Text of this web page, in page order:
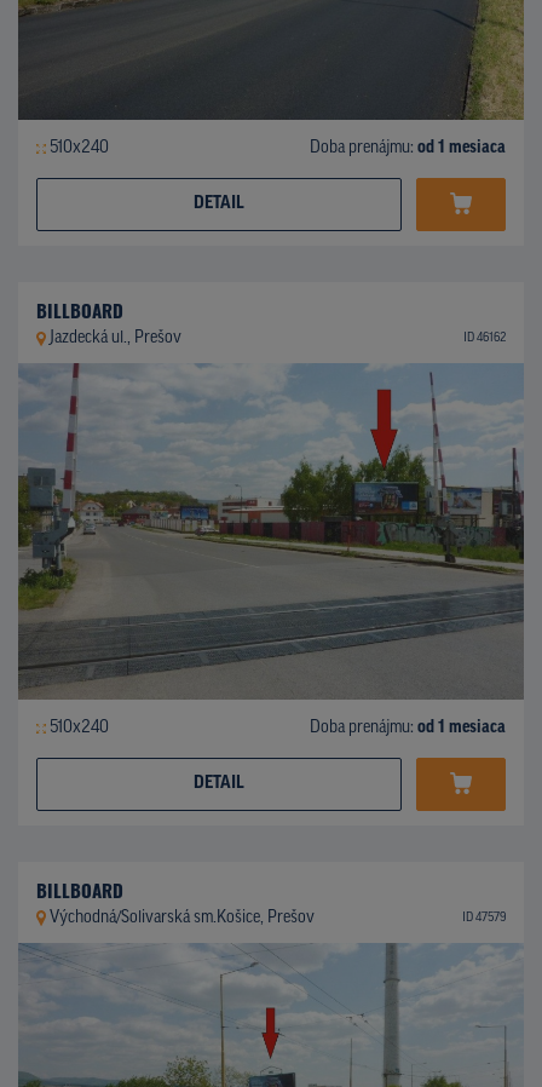
510x240 Doba prenájmu: od 1 mesiaca
DETAIL
BILLBOARD
Jazdecká ul., Prešov ID 46162
510x240 Doba prenájmu: od 1 mesiaca
DETAIL
BILLBOARD
Východná/Solivarská sm.Košice, Prešov ID 47579